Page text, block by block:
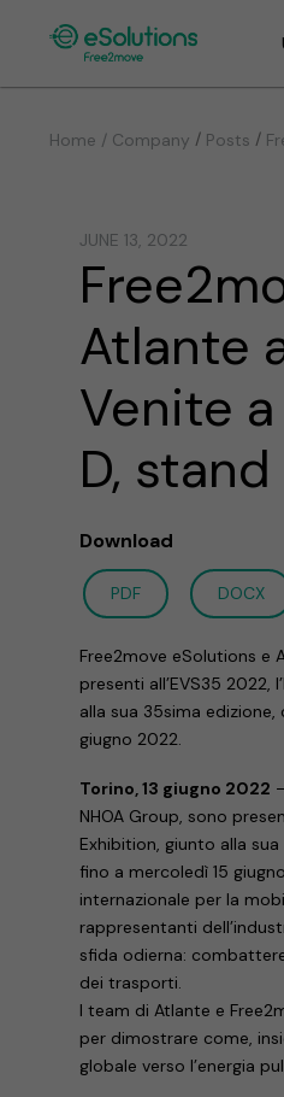
Home / Company / Posts /
JUNE 13, 2022
Atlante
Venite
D,
Download
PDF DOCX
Free2move eSolutions e
presenti all’EVS35
alla sua 35sima
giugno 2022.
Torino, 13 giugno 2022
NHOA Group, sono
Exhibition, giunto alla
fino a mercoledì 15
internazionale per la
rappresentanti
sfida odierna:
dei trasporti.
I team di Atlante e
per dimostrare come,
globale verso l’energia